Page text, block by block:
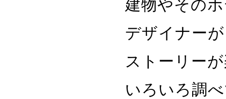
建物やそのホテ
デザイナーがど
ストーリーが楽
いろいろ調べてい